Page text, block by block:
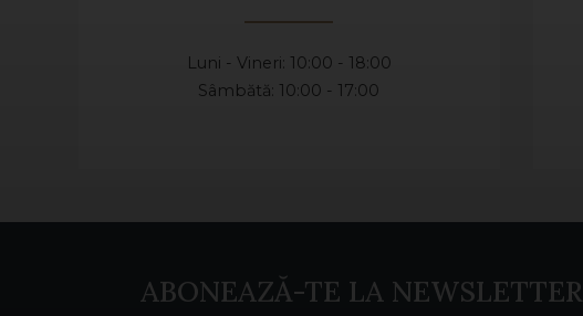
Luni - Vineri: 10:00 - 18:00
Sâmbătă: 10:00 - 17:00
ABONEAZĂ-TE LA NEWSLETTER